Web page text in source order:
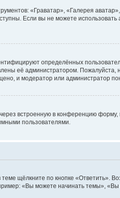
«Граватар», «Галерея
Если вы не можете
определённых
её администратором.
и модератор или администратор
встроенную в конференцию
пользователями.
щёлкните по кнопке «Ответить».
«Вы можете начинать темы», «Вы